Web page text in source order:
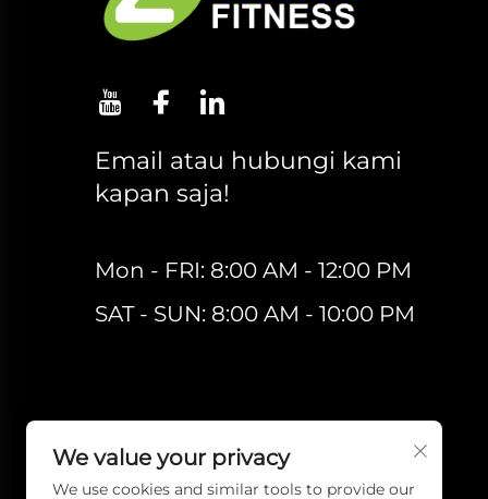
Email atau hubungi kami
kapan saja!
Mon - FRI: 8:00 AM - 12:00 PM
SAT - SUN: 8:00 AM - 10:00 PM
We value your privacy
We use cookies and similar tools to provide our